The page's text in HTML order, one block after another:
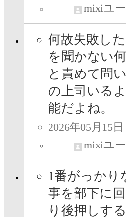
mixiユ
何故失敗し
を聞かない
と責めて問
の上司いる
能だよね。
2026年05月15日
mixiユ
1番がっかり
事を部下に
り後押しす